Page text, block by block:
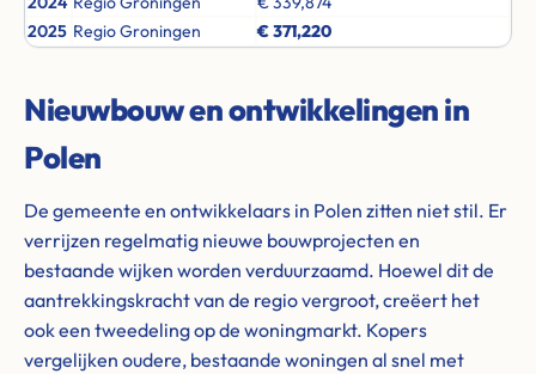
2025 Regio Groningen € 371,220
Nieuwbouw en ontwikkelingen in
Polen
De gemeente en ontwikkelaars in Polen zitten niet stil. Er
verrijzen regelmatig nieuwe bouwprojecten en
bestaande wijken worden verduurzaamd. Hoewel dit de
aantrekkingskracht van de regio vergroot, creëert het
ook een tweedeling op de woningmarkt. Kopers
vergelijken oudere, bestaande woningen al snel met